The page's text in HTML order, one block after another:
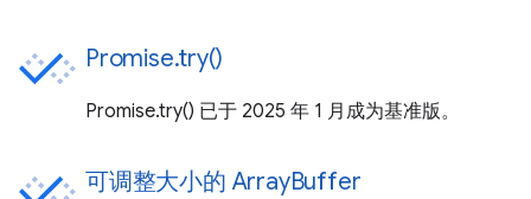
Promise.try()
Promise.try() 已于 2025 年 1 月成为基准版。
可调整大小的 ArrayBuffer